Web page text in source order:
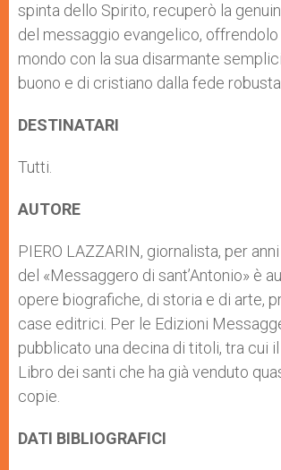
spinta dello Spirito, recuperò la
del messaggio evangelico, offrendolo
mondo con la sua disarmante
buono e di cristiano dalla fede robusta.
DESTINATARI
Tutti.
AUTORE
PIERO LAZZARIN, giornalista, per
del «Messaggero di sant’Antonio» è
opere biografiche, di storia e di arte,
case editrici. Per le Edizioni
pubblicato una decina di titoli, tra cui
Libro dei santi che ha già venduto
copie.
DATI BIBLIOGRAFICI